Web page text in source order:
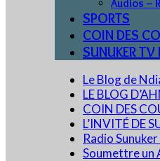
Audios –
SPORTS
COIN DES
SUNUKER TV
Le Blog de
LE BLOG
COIN DES
L’INVITÉ DE
Radio
Soumettre un